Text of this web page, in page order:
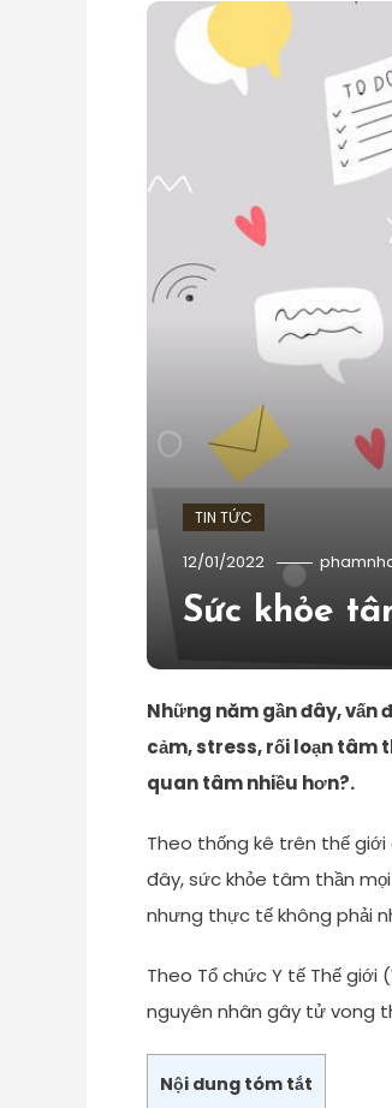
TIN TỨC
12/01/2022
Sức khỏe
Những năm gần đây,
cảm, stress, rối loạn tâm
quan tâm nhiều hơn?.
Theo thống kê trên thế
đây, sức khỏe tâm thần
nhưng thực tế không phải
Theo Tổ chức Y tế Thế
nguyên nhân gây tử vong
Nội dung tóm tắt